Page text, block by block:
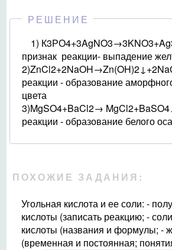
РЕШЕНИЕ
1)
признак реакции- выпадение
реакции - образование
цвета
3)MgSO4+BaCl2→
реакции - образование белого
ПОХОЖИЕ ЗАДАНИЯ:
Угольная кислота и ее соли: -
кислоты (записать реакцию; -
кислоты (названия и формулы; -
(временная и постоянная;